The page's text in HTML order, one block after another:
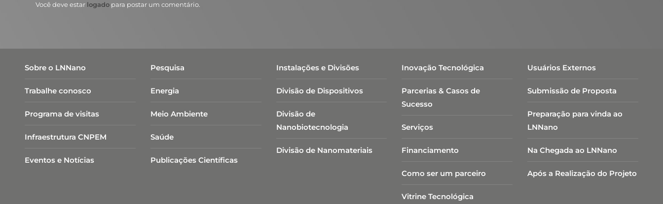
Você deve estar logado para postar um comentário.
Sobre o LNNano
Trabalhe conosco
Programa de visitas
Infraestrutura CNPEM
Eventos e Notícias
Pesquisa
Energia
Meio Ambiente
Saúde
Publicações Científicas
Instalações e Divisões
Divisão de Dispositivos
Divisão de
Nanobiotecnologia​
Divisão de Nanomateriais
Inovação Tecnológica
Parcerias & Casos de
Sucesso
Serviços
Financiamento
Como ser um parceiro
Vitrine Tecnológica
Usuários Externos
Submissão de Proposta
Preparação para vinda ao
LNNano
Na Chegada ao LNNano
Após a Realização do Projeto